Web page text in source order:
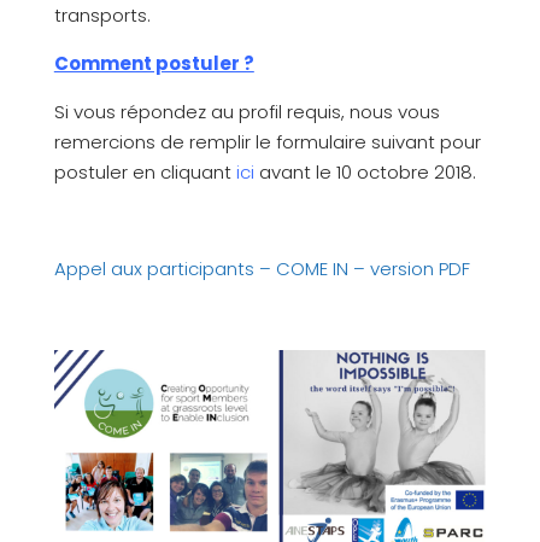
transports.
Comment postuler ?
Si vous répondez au profil requis, nous vous
remercions de remplir le formulaire suivant pour
postuler en cliquantici avant le 10 octobre 2018.
Appel aux participants – COME IN – version PDF